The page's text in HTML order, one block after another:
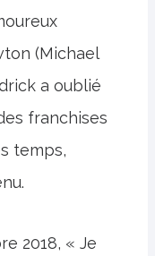
(Michael
a oublié
franchises
temps,
2018, « Je